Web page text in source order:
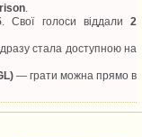
. Свої голоси віддали2
стала доступною на
— грати можна прямо в